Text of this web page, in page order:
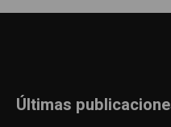
Últimas